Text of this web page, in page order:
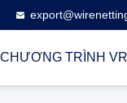
CHƯƠNG TRÌNH VR